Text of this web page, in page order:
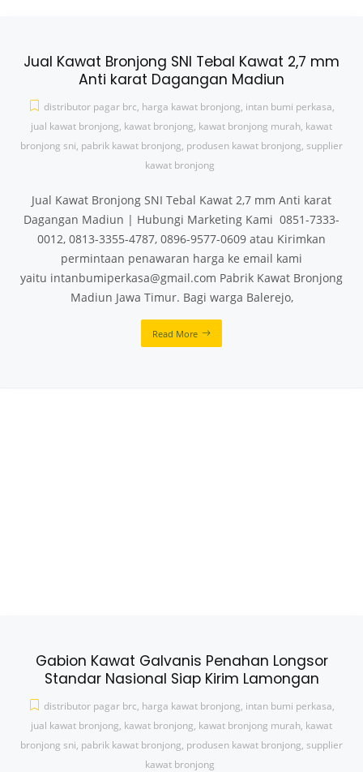
Jual Kawat Bronjong SNI Tebal Kawat 2,7 mm
Anti karat Dagangan Madiun
distributor pagar brc, harga kawat bronjong, intan bumi perkasa,
jual kawat bronjong, kawat bronjong, kawat bronjong murah, kawat
bronjong sni, pabrik kawat bronjong, produsen kawat bronjong, supplier
kawat bronjong
Jual Kawat Bronjong SNI Tebal Kawat 2,7 mm Anti karat
Dagangan Madiun | Hubungi Marketing Kami 0851-7333-
0012, 0813-3355-4787, 0896-9577-0609 atau Kirimkan
permintaan penawaran harga ke email kami
yaitu intanbumiperkasa@gmail.com Pabrik Kawat Bronjong
Madiun Jawa Timur. Bagi warga Balerejo,
Read More
Gabion Kawat Galvanis Penahan Longsor
Standar Nasional Siap Kirim Lamongan
distributor pagar brc, harga kawat bronjong, intan bumi perkasa,
jual kawat bronjong, kawat bronjong, kawat bronjong murah, kawat
bronjong sni, pabrik kawat bronjong, produsen kawat bronjong, supplier
kawat bronjong